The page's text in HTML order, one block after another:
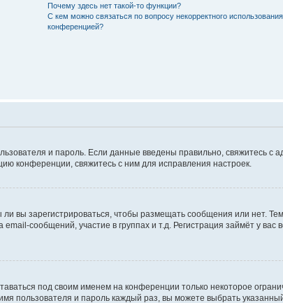
Почему здесь нет такой-то функции?
С кем можно связаться по вопросу некорректного
конференцией?
и пароль. Если данные введены правильно, свяжитесь с
конференции, свяжитесь с ним для исправления настроек.
вы зарегистрироваться, чтобы размещать сообщения или нет.
сообщений, участие в группах и т.д. Регистрация займёт у вас
под своим именем на конференции только некоторое
пользователя и пароль каждый раз, вы можете выбрать